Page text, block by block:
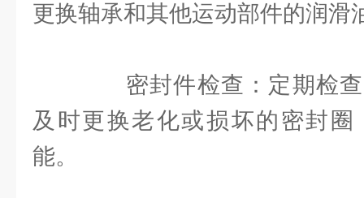
更换轴承和其他运动部件的润滑
密封件检查：定期检查
及时更换老化或损坏的密封
能。